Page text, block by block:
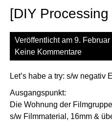
[DIY
Veröffentlicht am 9. Februar
Keine Kommentare
Let’s habe a try: s/w negativ
Ausgangspunkt:
Die Wohnung der
s/w Filmmaterial, 16mm &